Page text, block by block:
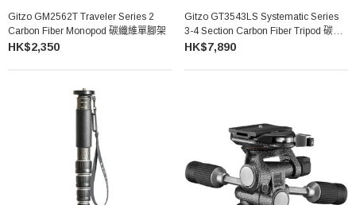
Gitzo GM2562T Traveler Series 2
Carbon Fiber Monopod 碳纖維單腳架
HK$2,350
Gitzo GT3543LS Systematic Series
3-4 Section Carbon Fiber Tripod 碳纖
維三腳架
HK$7,890